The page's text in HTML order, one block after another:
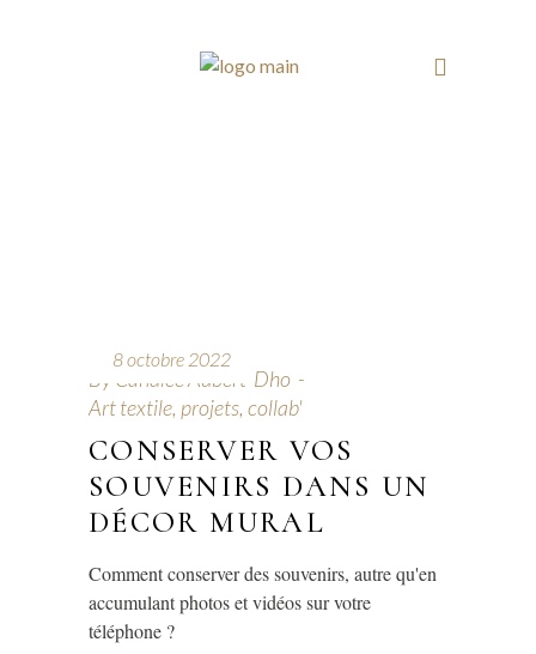
8 octobre 2022
By Candice Aubert-Dho
Art textile, projets, collab'
CONSERVER VOS
SOUVENIRS DANS UN
DÉCOR MURAL
Comment conserver des souvenirs, autre qu'en
accumulant photos et vidéos sur votre
téléphone ?